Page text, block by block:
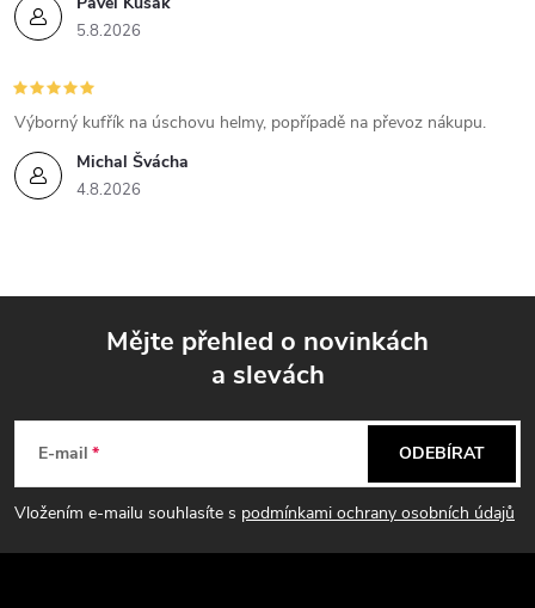
s
u
5.8.2026
Michal Švácha
4.8.2026
Výborný kufřík na úschovu helmy, popřípadě na převoz nákupu.
p
a
Mějte přehled o novinkách
a slevách
E-mail
Vložením e-mailu souhlasíte s podmínkami ochrany osobních údajů
ODEBÍRAT